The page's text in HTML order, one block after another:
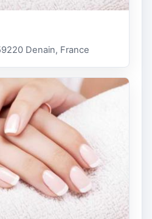
Denain, France